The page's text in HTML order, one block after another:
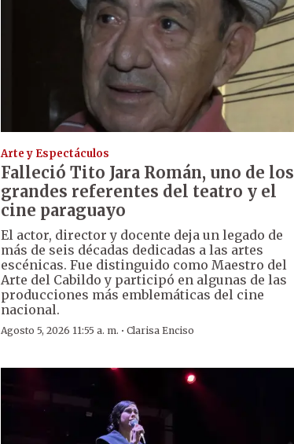
Arte y Espectáculos
Falleció Tito Jara Román, uno de los
grandes referentes del teatro y el
cine paraguayo
El actor, director y docente deja un legado de
más de seis décadas dedicadas a las artes
escénicas. Fue distinguido como Maestro del
Arte del Cabildo y participó en algunas de las
producciones más emblemáticas del cine
nacional.
Agosto 5, 2026 11:55 a. m. ·Clarisa Enciso